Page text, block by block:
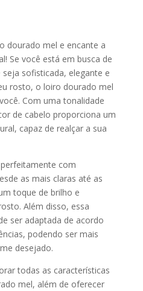
dourado mel e encante a
Se você está em busca de
sofisticada, elegante e
rosto, o loiro dourado mel
Com uma tonalidade
de cabelo proporciona um
capaz de realçar a sua
com
as mais claras até as
toque de brilho e
Além disso, essa
ser adaptada de acordo
podendo ser mais
desejado.
todas as características
mel, além de oferecer